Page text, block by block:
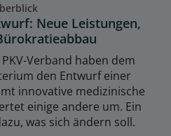
Neue Leistungen,
Verband haben dem
den Entwurf einer
innovative medizinische
einige andere um. Ein
was sich ändern soll.